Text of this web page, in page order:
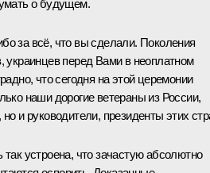
о будущем.
за всё, что вы сделали. Поколения
украинцев перед Вами в неоплатном
что сегодня на этой церемонии
наши дорогие ветераны из России,
и руководители, президенты этих
устроена, что зачастую абсолютно